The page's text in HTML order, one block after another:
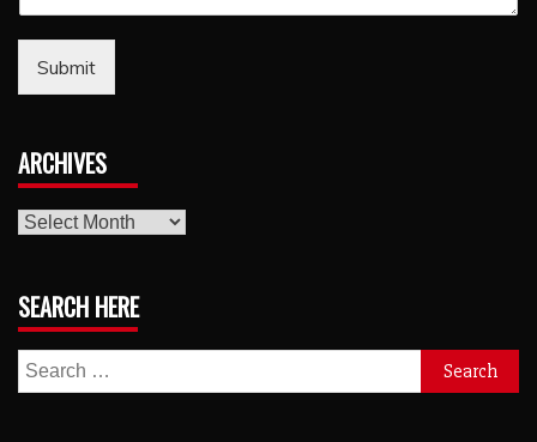
Submit
ARCHIVES
archives
SEARCH HERE
Search
for: